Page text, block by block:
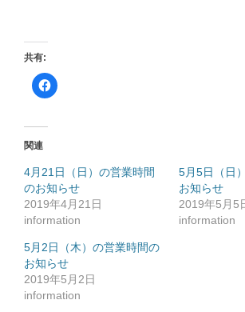
共有:
F
a
共
有
す
る
に
は
ク
ッ
ク
し
て
く
だ
さ
関連
4月21日（日）の営業時間
のお知らせ
2019年4月21日
information
5月5日（日
お知らせ
2019年5月5
information
5月2日（木）の営業時間の
お知らせ
2019年5月2日
information